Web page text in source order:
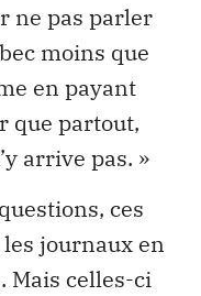
ne pas parler
moins que
en payant
que partout,
arrive pas. »
ces
journaux en
Mais celles-ci